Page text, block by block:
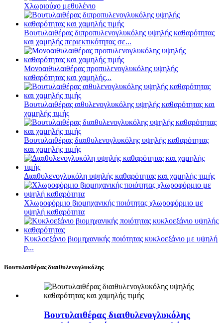
Χλωριούχο μεθυλένιο
Βουτυλαιθέρας διπροπυλενογλυκόλης υψηλής καθαρότητας
και χαμηλής περιεκτικότητας σε...
Μονοαιθυλαιθέρας προπυλενογλυκόλης υψηλής
καθαρότητας και χαμηλής...
Βουτυλαιθέρας αιθυλενογλυκόλης υψηλής καθαρότητας και
χαμηλής τιμής
Βουτυλαιθέρας διαιθυλενογλυκόλης υψηλής καθαρότητας
και χαμηλής τιμής
Διαιθυλενογλυκόλη υψηλής καθαρότητας και χαμηλής τιμής
Χλωροφόρμιο βιομηχανικής ποιότητας χλωροφόρμιο με
υψηλή καθαρότητα
Κυκλοεξάνιο βιομηχανικής ποιότητας κυκλοεξάνιο με υψηλή
p...
Βουτυλαιθέρας διαιθυλενογλυκόλης
Βουτυλαιθέρας διαιθυλενογλυκόλης